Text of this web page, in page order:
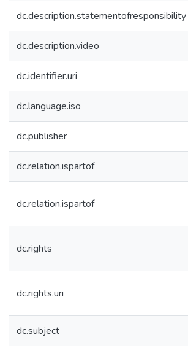
dc.description.statementofresponsibility
dc.description.video
dc.identifier.uri
dc.language.iso
dc.publisher
dc.relation.ispartof
dc.relation.ispartof
dc.rights
dc.rights.uri
dc.subject